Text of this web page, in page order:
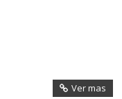
Ver mas